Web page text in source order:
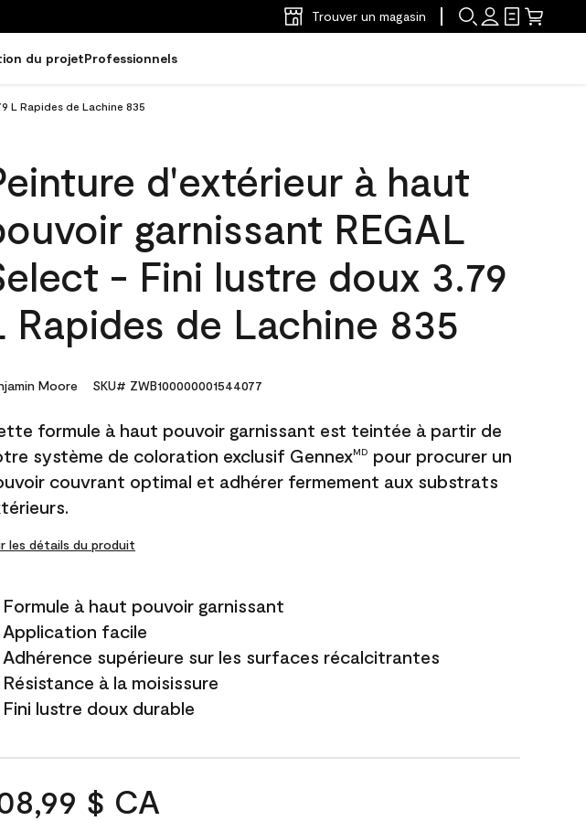
Trouver un magasin
du projetProfessionnels
L Rapides de Lachine 835
d'extérieur à haut
garnissant REGAL
- Fini lustre doux 3.79
Rapides de Lachine 835
Moore SKU# ZWB100000001544077
formule à haut pouvoir garnissant est teintée à partir de
système de coloration exclusif GennexMD pour procurer un
couvrant optimal et adhérer fermement aux substrats
les détails du produit
Formule à haut pouvoir garnissant
Application facile
Adhérence supérieure sur les surfaces récalcitrantes
Résistance à la moisissure
Fini lustre doux durable
$ CA